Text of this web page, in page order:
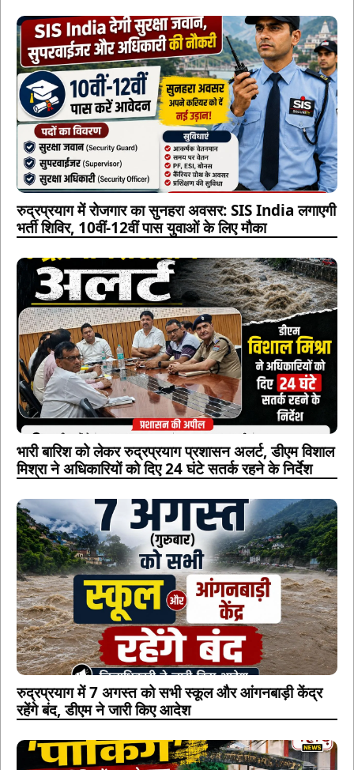
रुद्रप्रयाग में रोजगार का सुनहरा अवसर: SIS India लगाएगी
भर्ती शिविर, 10वीं-12वीं पास युवाओं के लिए मौका
भारी बारिश को लेकर रुद्रप्रयाग प्रशासन अलर्ट, डीएम विशाल
मिश्रा ने अधिकारियों को दिए 24 घंटे सतर्क रहने के निर्देश
रुद्रप्रयाग में 7 अगस्त को सभी स्कूल और आंगनबाड़ी केंद्र
रहेंगे बंद, डीएम ने जारी किए आदेश